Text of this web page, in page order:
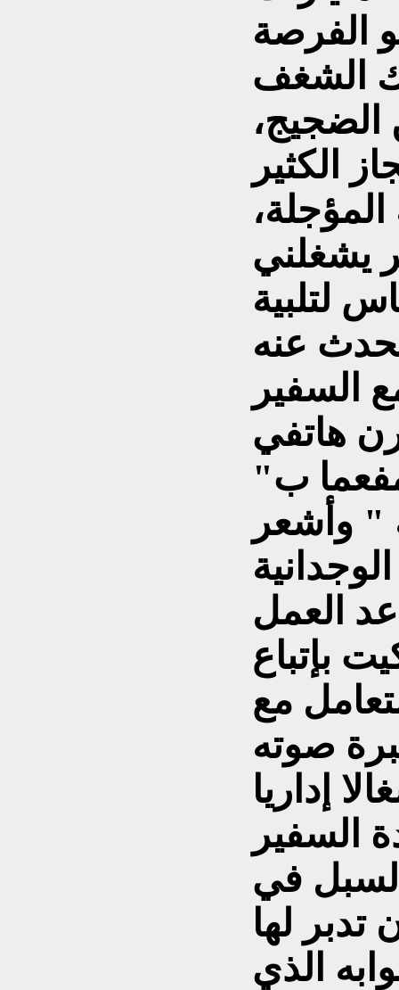
الفرصة
الشغف
الضجيج،
الكثير
يشغلني
لتلبية
السفير
هاتفي
مفعما ب"
" وأشعر
العمل
بإتباع
مع
صوته
إداريا
السفير
في
لها
الذي